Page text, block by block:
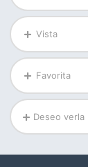
Vista
Favorita
Deseo verla